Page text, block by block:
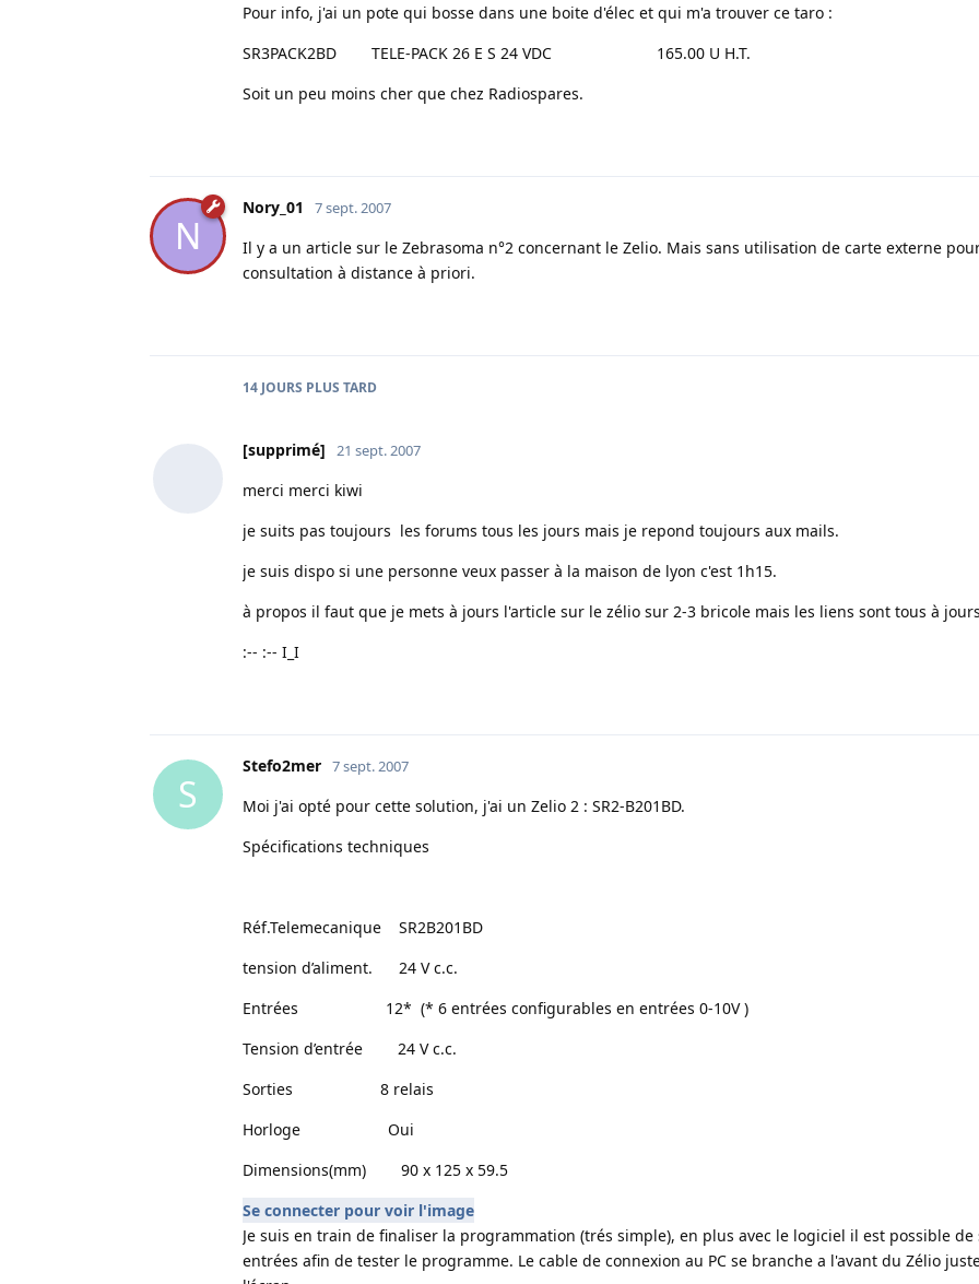
Pour info, j'ai un pote qui bosse dans une boite d'élec et qui m'a trouver ce taro :
SR3PACK2BD TELE-PACK 26 E S 24 VDC 165.00 U H.T.
Soit un peu moins cher que chez Radiospares.
N
Nory_01 7 sept. 2007
Il y a un article sur le Zebrasoma n°2 concernant le Zelio. Mais sans utilisation de carte externe
consultation à distance à priori.
14 JOURS PLUS TARD
[supprimé] 21 sept. 2007
merci merci kiwi
je suits pas toujours les forums tous les jours mais je repond toujours aux mails.
je suis dispo si une personne veux passer à la maison de lyon c'est 1h15.
à propos il faut que je mets à jours l'article sur le zélio sur 2-3 bricole mais les liens sont tous à
:-- :-- I_I
S
Stefo2mer 7 sept. 2007
Moi j'ai opté pour cette solution, j'ai un Zelio 2 : SR2-B201BD.
Spécifications techniques
Réf.Telemecanique SR2B201BD
tension d’aliment. 24 V c.c.
Entrées 12* (* 6 entrées configurables en entrées 0-10V )
Tension d’entrée 24 V c.c.
Sorties 8 relais
Horloge Oui
Dimensions(mm) 90 x 125 x 59.5
Se connecter pour voir l'image
Je suis en train de finaliser la programmation (trés simple), en plus avec le logiciel il est possible de
entrées afin de tester le programme. Le cable de connexion au PC se branche a l'avant du Zélio